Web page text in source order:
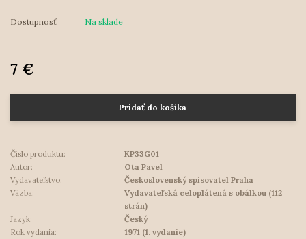
Dostupnosť Na sklade
7 €
Pridať do košíka
Číslo produktu:
KP33G01
Autor:
Ota Pavel
Vydavateľstvo:
Československý spisovatel Praha
Väzba:
Vydavateľská celoplátená s obálkou (112
strán)
Jazyk:
Český
Rok vydania:
1971 (1. vydanie)